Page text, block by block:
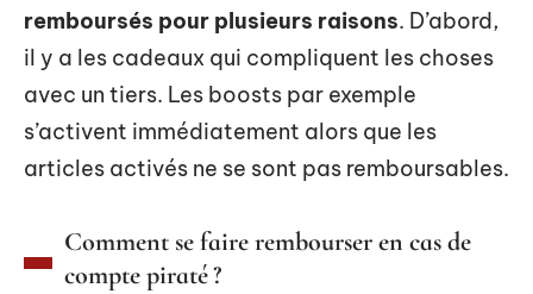
remboursés pour plusieurs raisons. D’abord,
il y a les cadeaux qui compliquent les choses
avec un tiers. Les boosts par exemple
s’activent immédiatement alors que les
articles activés ne se sont pas remboursables.
Comment se faire rembourser en cas de
compte piraté ?